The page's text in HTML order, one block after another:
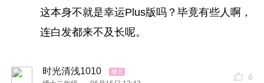
这本身不就是幸运Plus版吗？毕竟有些人啊，
连白发都来不及长呢。
时光清浅1010
0